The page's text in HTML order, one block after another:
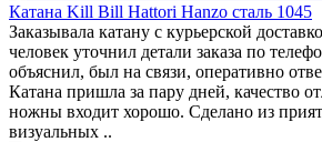
Катана Kill Bill Hattori Hanzo сталь 1045
Заказывала катану с курьерской
человек уточнил детали заказа по
объяснил, был на связи, оперативно
Катана пришла за пару дней, качество
ножны входит хорошо. Сделано из
визуальных ..